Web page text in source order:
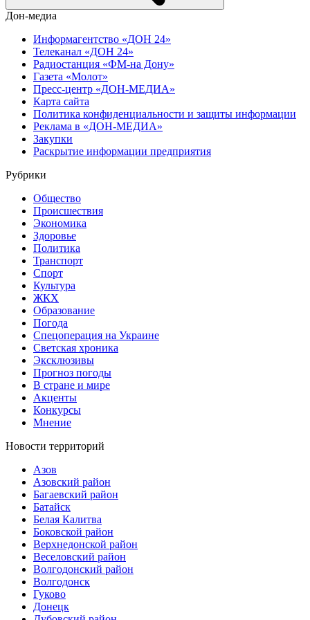
Дон-медиа
Информагентство «ДОН 24»
Телеканал «ДОН 24»
Радиостанция «ФМ-на Дону»
Газета «Молот»
Пресс-центр «ДОН-МЕДИА»
Карта сайта
Политика конфиденциальности и защиты информации
Реклама в «ДОН-МЕДИА»
Закупки
Раскрытие информации предприятия
Рубрики
Общество
Происшествия
Экономика
Здоровье
Политика
Транспорт
Спорт
Культура
ЖКХ
Образование
Погода
Спецоперация на Украине
Светская хроника
Эксклюзивы
Прогноз погоды
В стране и мире
Акценты
Конкурсы
Мнение
Новости территорий
Азов
Азовский район
Багаевский район
Батайск
Белая Калитва
Боковской район
Верхнедонской район
Веселовский район
Волгодонский район
Волгодонск
Гуково
Донецк